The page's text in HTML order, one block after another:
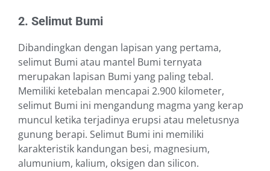
2. Selimut Bumi
Dibandingkan dengan lapisan yang pertama,
selimut Bumi atau mantel Bumi ternyata
merupakan lapisan Bumi yang paling tebal.
Memiliki ketebalan mencapai 2.900 kilometer,
selimut Bumi ini mengandung magma yang kerap
muncul ketika terjadinya erupsi atau meletusnya
gunung berapi. Selimut Bumi ini memiliki
karakteristik kandungan besi, magnesium,
alumunium, kalium, oksigen dan silicon.